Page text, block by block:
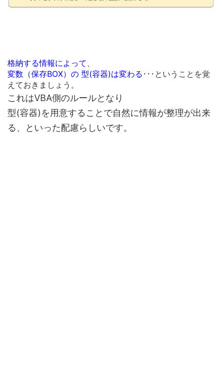
格納する情報によって
変数（保存BOX）の 型(容器)は変わる ･･･ということを覚
えておきましょう。
これはVBA側のルールとなり
型(容器)を用意することで自然に情報が整理が出来
る、
といった配慮らしいです。